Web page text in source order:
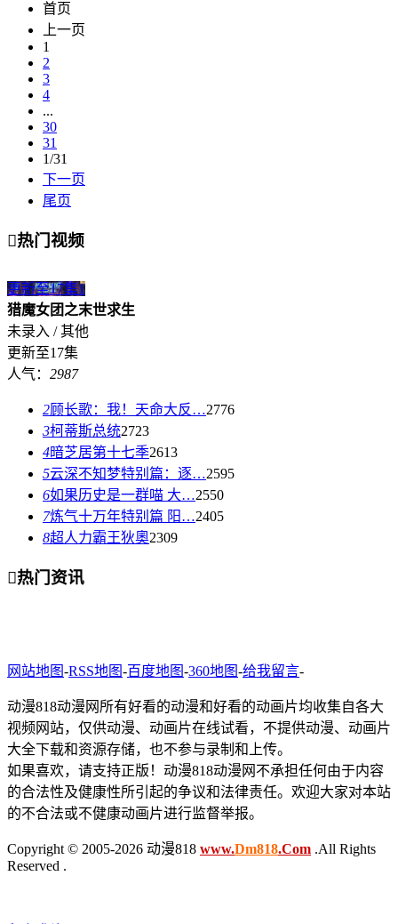
首页
上一页
1
2
3
4
...
30
31
1/31
下一页
尾页
热门视频
更新至17集1
猎魔女团之末世求生
未录入 / 其他
更新至17集
人气： 2987
2顾长歌：我！天命大反…2776
3柯蒂斯总统2723
4暗芝居第十七季2613
5云深不知梦特别篇：逐…2595
6如果历史是一群喵 大…2550
7炼气十万年特别篇 阳…2405
8超人力霸王狄奧2309
热门资讯
网站地图-RSS地图-百度地图-360地图-给我留言-
动漫818动漫网所有好看的动漫和好看的动画片均收集自各大
视频网站，仅供动漫、动画片在线试看，不提供动漫、动画片
大全下载和资源存储，也不参与录制和上传。
如果喜欢，请支持正版！动漫818动漫网不承担任何由于内容
的合法性及健康性所引起的争议和法律责任。欢迎大家对本站
的不合法或不健康动画片进行监督举报。
Copyright © 2005-2026 动漫818 www.Dm818.Com .All Rights
Reserved .